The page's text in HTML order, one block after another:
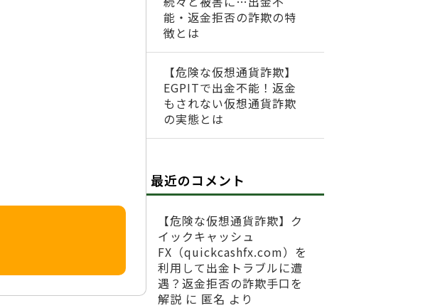
能・返金拒否の詐欺の特
徴とは
【危険な仮想通貨詐欺】
EGPITで出金不能！返金
もされない仮想通貨詐欺
の実態とは
最近のコメント
【危険な仮想通貨詐欺】ク
イックキャッシュ
FX（quickcashfx.com）を
利用して出金トラブルに遭
遇？返金拒否の詐欺手口を
解説 に 匿名 より